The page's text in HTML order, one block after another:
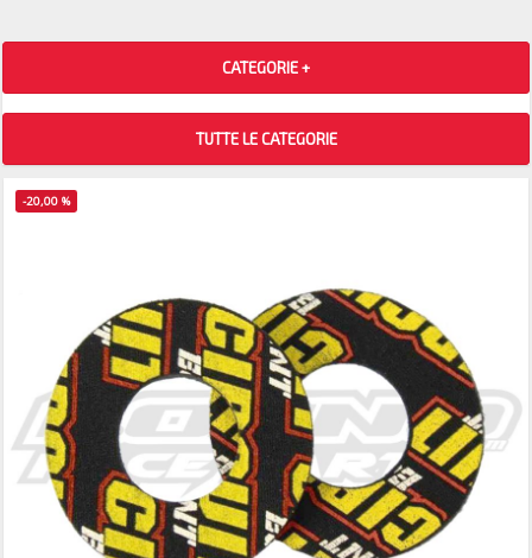
CATEGORIE +
TUTTE LE CATEGORIE
-20,00 %